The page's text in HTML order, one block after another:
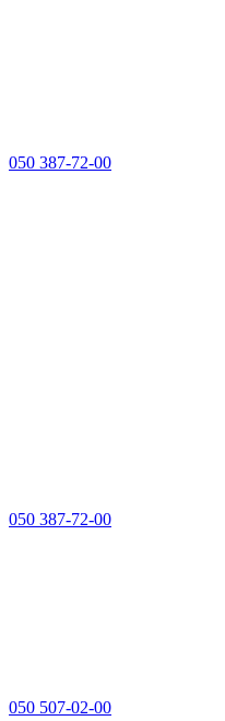
050 387-72-00
050 387-72-00
050 507-02-00